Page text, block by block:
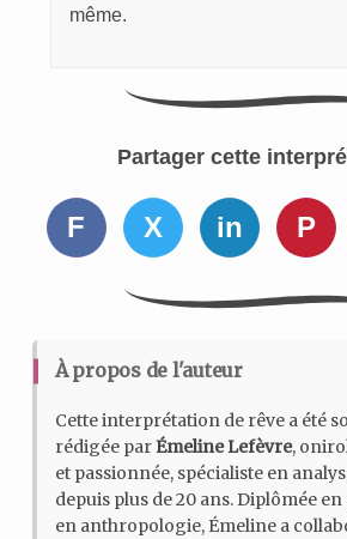
même.
Partager cette
F X in P
À propos de l'auteur
Cette interprétation de rêve a été
rédigée parÉmeline Lefèvre,
et passionnée, spécialiste en
depuis plus de 20 ans. Diplômée
en anthropologie, Émeline a